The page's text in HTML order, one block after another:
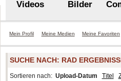
Videos Bilder
Mein Profil Meine Medien Meine Favoriten
SUCHE NACH: RAD
Sortieren nach: Upload-Datum Titel